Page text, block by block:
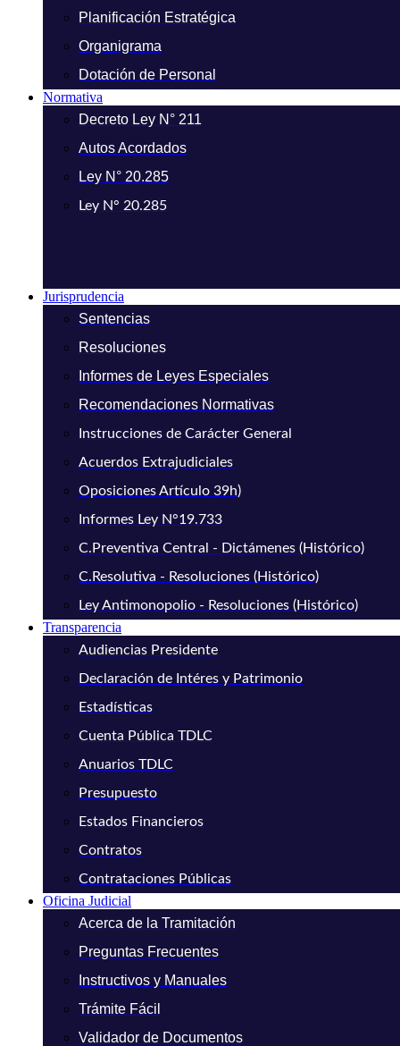
Planificación Estratégica
Organigrama
Dotación de Personal
Normativa
Decreto Ley N° 211
Autos Acordados
Ley N° 20.285
Ley N° 20.285
Jurisprudencia
Sentencias
Resoluciones
Informes de Leyes Especiales
Recomendaciones Normativas
Instrucciones de Carácter General
Acuerdos Extrajudiciales
Oposiciones Artículo 39h)
Informes Ley N°19.733
C.Preventiva Central - Dictámenes (Histórico)
C.Resolutiva - Resoluciones (Histórico)
Ley Antimonopolio - Resoluciones (Histórico)
Transparencia
Audiencias Presidente
Declaración de Intéres y Patrimonio
Estadísticas
Cuenta Pública TDLC
Anuarios TDLC
Presupuesto
Estados Financieros
Contratos
Contrataciones Públicas
Oficina Judicial
Acerca de la Tramitación
Preguntas Frecuentes
Instructivos y Manuales
Trámite Fácil
Validador de Documentos